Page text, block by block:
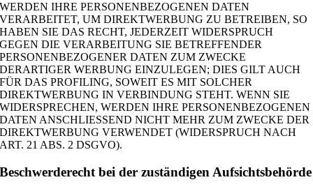
WERDEN IHRE PERSONENBEZOGENEN DATEN
VERARBEITET, UM DIREKTWERBUNG ZU BETREIBEN, SO
HABEN SIE DAS RECHT, JEDERZEIT WIDERSPRUCH
GEGEN DIE VERARBEITUNG SIE BETREFFENDER
PERSONENBEZOGENER DATEN ZUM ZWECKE
DERARTIGER WERBUNG EINZULEGEN; DIES GILT AUCH
FÜR DAS PROFILING, SOWEIT ES MIT SOLCHER
DIREKTWERBUNG IN VERBINDUNG STEHT. WENN SIE
WIDERSPRECHEN, WERDEN IHRE PERSONENBEZOGENEN
DATEN ANSCHLIESSEND NICHT MEHR ZUM ZWECKE DER
DIREKTWERBUNG VERWENDET (WIDERSPRUCH NACH
ART. 21 ABS. 2 DSGVO).
Beschwerde­recht bei der zuständigen Aufsichts­behörde